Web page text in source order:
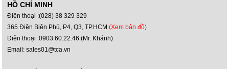
HỒ CHÍ MINH
Điện thoại :(028) 38 329 329
365 Điện Biên Phủ, P4, Q3, TP.HCM(Xem bản đồ)
Điện thoại :0903.60.22.46 (Mr. Khánh)
Email: sales01@tca.vn